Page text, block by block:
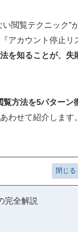
閲覧テクニック”
アカウント停止リ
を知ることが、失
覧方法を5パターン
わせて紹介します。
完全解説